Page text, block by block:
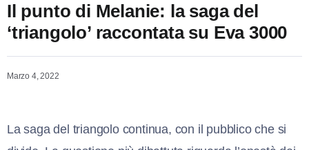
Il punto di Melanie: la saga del
‘triangolo’ raccontata su Eva 3000
Marzo 4, 2022
La saga del triangolo continua, con il pubblico che si